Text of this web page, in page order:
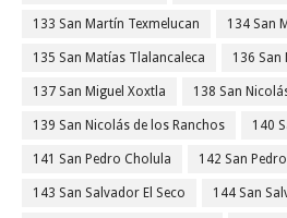
133 San Martín Texmelucan 134 San
135 San Matías Tlalancaleca 136 San
137 San Miguel Xoxtla 138 San
139 San Nicolás de los Ranchos 140
141 San Pedro Cholula 142 San
143 San Salvador El Seco 144 San